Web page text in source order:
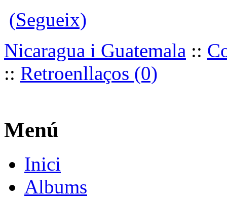
(Segueix)
Nicaragua i Guatemala ::
:: Retroenllaços (0)
Menú
Inici
Albums